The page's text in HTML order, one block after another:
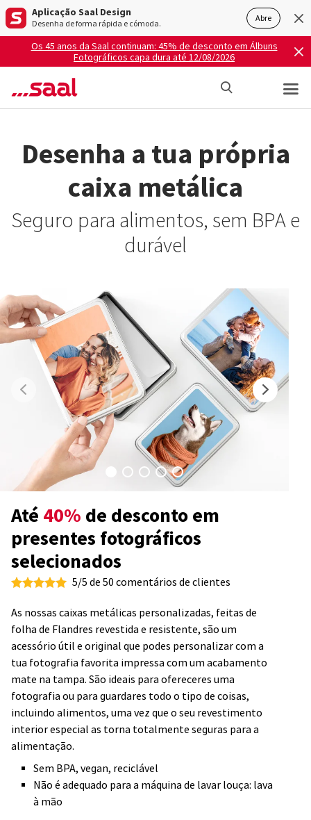
Aplicação Saal Design
Desenha de forma rápida e cómoda. Abre
Os 45 anos da Saal continuam: 45% de desconto em Álbuns
Fotográficos capa dura até 12/08/2026
Desenha a tua própria
caixa metálica
Seguro para alimentos, sem BPA e
durável
Até 40% de desconto em
presentes fotográficos
selecionados
5/5 de 50 comentários de clientes
As nossas caixas metálicas personalizadas, feitas de
folha de Flandres revestida e resistente, são um
acessório útil e original que podes personalizar com a
tua fotografia favorita impressa com um acabamento
mate na tampa. São ideais para ofereceres uma
fotografia ou para guardares todo o tipo de coisas,
incluindo alimentos, uma vez que o seu revestimento
interior especial as torna totalmente seguras para a
alimentação.
Sem BPA, vegan, reciclável
Não é adequado para a máquina de lavar louça: lava
à mão